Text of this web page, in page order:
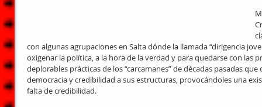
con algunas agrupaciones en Salta dónde la llamada “dirigencia
oxigenar la política, a la hora de la verdad y para quedarse con las
deplorables prácticas de los “carcamanes” de décadas pasadas
democracia y credibilidad a sus estructuras, provocándoles una
falta de credibilidad.